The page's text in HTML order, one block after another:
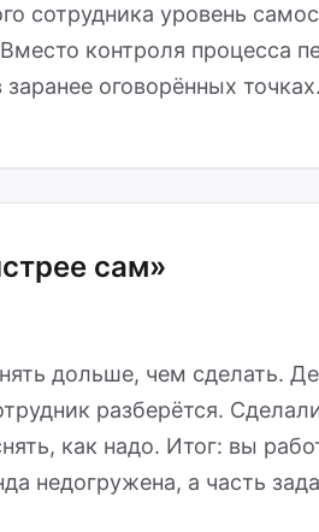
сотрудника уровень
контроля процесса
оговорённых точках.
сам»
дольше, чем сделать.
разберётся.
как надо. Итог: вы
недогружена, а часть